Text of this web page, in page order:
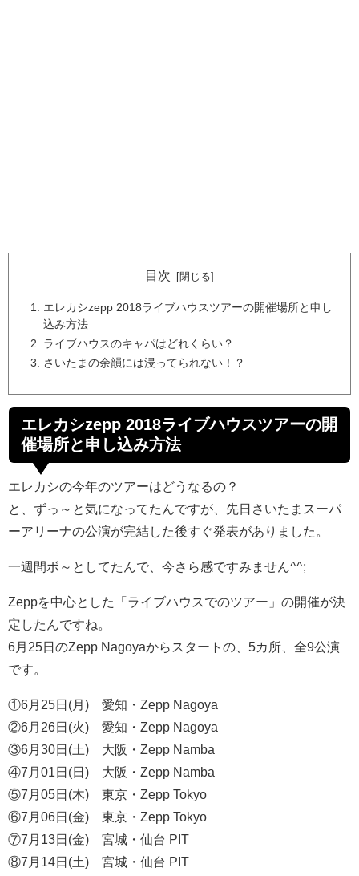
目次
エレカシzepp 2018ライブハウスツアーの開催場所と申し
込み方法
ライブハウスのキャパはどれくらい？
さいたまの余韻には浸ってられない！？
エレカシzepp 2018ライブハウスツアーの開
催場所と申し込み方法
エレカシの今年のツアーはどうなるの？
と、ずっ～と気になってたんですが、先日さいたまスーパ
ーアリーナの公演が完結した後すぐ発表がありました。
一週間ボ～としてたんで、今さら感ですみません^^;
Zeppを中心とした「ライブハウスでのツアー」の開催が決
定したんですね。
6月25日のZepp Nagoyaからスタートの、5カ所、全9公演
です。
①6月25日(月) 愛知・Zepp Nagoya
②6月26日(火) 愛知・Zepp Nagoya
③6月30日(土) 大阪・Zepp Namba
④7月01日(日) 大阪・Zepp Namba
⑤7月05日(木) 東京・Zepp Tokyo
⑥7月06日(金) 東京・Zepp Tokyo
⑦7月13日(金) 宮城・仙台 PIT
⑧7月14日(土) 宮城・仙台 PIT